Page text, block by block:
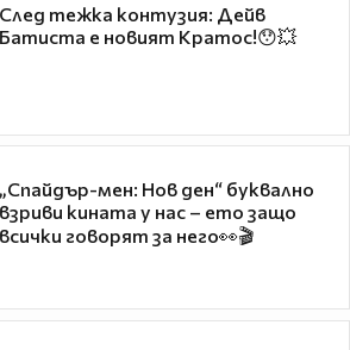
След тежка контузия: Дейв
Батиста е новият Кратос!😯💥
„Спайдър-мен: Нов ден“ буквално
взриви кината у нас – ето защо
всички говорят за него👀🎬